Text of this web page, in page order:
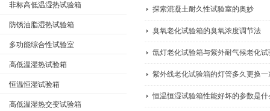
非标高低温湿热试验箱
防锈油脂湿热试验箱
多功能综合性试验室
高低温湿热试验箱
恒温恒湿试验箱
高低温湿热交变试验箱
探索混凝土耐久性试验室的奥妙
臭氧老化试验箱的臭氧浓度调节法
氙灯老化试验箱与紫外耐气候老化
紫外线老化试验箱的灯管多久更换一
恒温恒湿试验箱性能好坏的参数是什